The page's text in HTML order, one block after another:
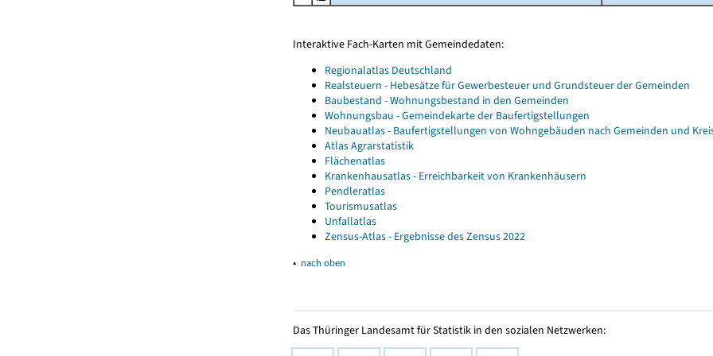
Interaktive Fach-Karten mit Gemeindedaten:
Regionalatlas Deutschland
Realsteuern - Hebesätze für Gewerbesteuer und Grundsteuer der Gemeinden
Baubestand - Wohnungsbestand in den Gemeinden
Wohnungsbau - Gemeindekarte der Baufertigstellungen
Neubauatlas - Baufertigstellungen von Wohngebäuden nach Gemeinden und
Atlas Agrarstatistik
Flächenatlas
Krankenhausatlas - Erreichbarkeit von Krankenhäusern
Pendleratlas
Tourismusatlas
Unfallatlas
Zensus-Atlas - Ergebnisse des Zensus 2022
▴ nach oben
Das Thüringer Landesamt für Statistik in den sozialen Netzwerken: